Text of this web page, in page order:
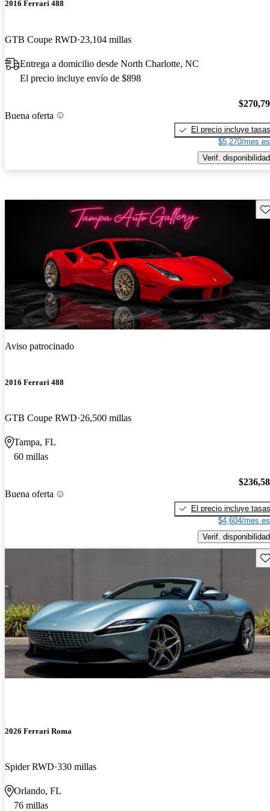
2016 Ferrari 488
GTB Coupe RWD 23,104 millas
Entrega a domicilio desde North Charlotte, NC
El precio incluye envío de $898
Buena oferta
El precio incluye tasas
$5,270/mes
Verif. disponibilidad
Aviso patrocinado
2016 Ferrari 488
GTB Coupe RWD 26,500 millas
Tampa, FL
60 millas
Buena oferta
El precio incluye tasas
$4,604/mes
Verif. disponibilidad
2026 Ferrari Roma
Spider RWD 330 millas
Orlando, FL
76 millas